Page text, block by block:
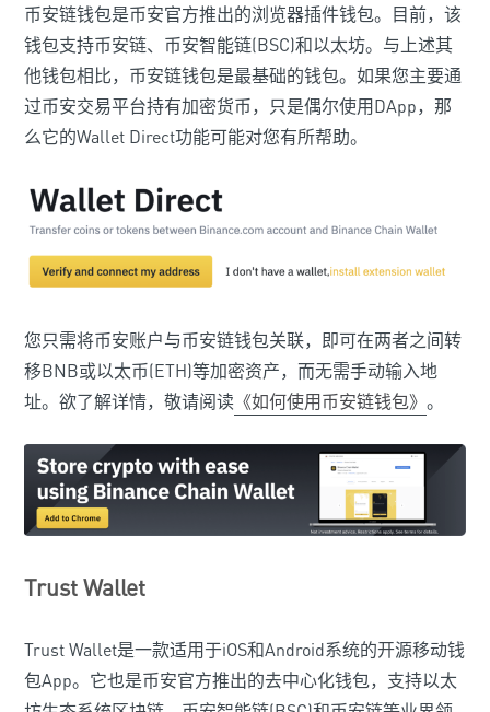
币安链钱包是币安官方推出的浏览器插件钱包。目前，该
钱包支持币安链、币安智能链(BSC)和以太坊。与上述其
他钱包相比，币安链钱包是最基础的钱包。如果您主要通
过币安交易平台持有加密货币，只是偶尔使用DApp，那
么它的Wallet Direct功能可能对您有所帮助。
您只需将币安账户与币安链钱包关联，即可在两者之间转
移BNB或以太币(ETH)等加密资产，而无需手动输入地
址。欲了解详情，敬请阅读 《如何使用币安链钱包》 。
Trust Wallet
Trust Wallet是一款适用于iOS和Android系统的开源移动钱
包App。它也是币安官方推出的去中心化钱包，支持以太